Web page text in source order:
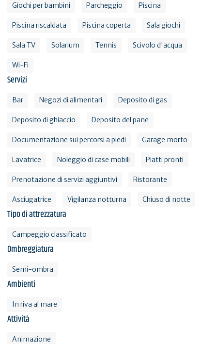
Giochi per bambini Parcheggio Piscina
Piscina riscaldata Piscina coperta Sala giochi
Sala TV Solarium Tennis Scivolo d'acqua
Wi-Fi
Servizi
Bar Negozi di alimentari Deposito di gas
Deposito di ghiaccio Deposito del pane
Documentazione sui percorsi a piedi Garage morto
Lavatrice Noleggio di case mobili Piatti pronti
Prenotazione di servizi aggiuntivi Ristorante
Asciugatrice Vigilanza notturna Chiuso di notte
Tipo di attrezzatura
Campeggio classificato
Ombreggiatura
Semi-ombra
Ambienti
In riva al mare
Attività
Animazione